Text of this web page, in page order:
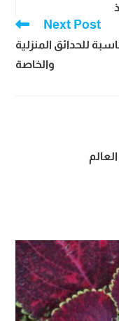
Next Post
للحدائق المنزلية
والخاصة